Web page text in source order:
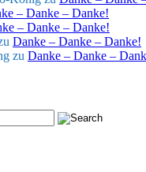
– Danke – Danke!
– Danke – Danke!
Danke – Danke – Danke!
zu Danke – Danke –